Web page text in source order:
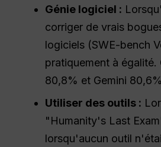
Génie logiciel :
corriger de vrais
logiciels (SWE-bench
pratiquement à égalité.
80,8% et Gemini
Utiliser des outils :
"Humanity's Last
lorsqu'aucun outil